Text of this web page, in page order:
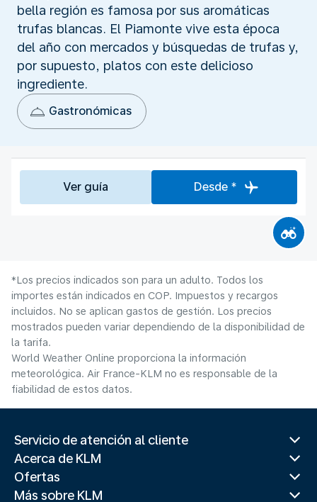
bella región es famosa por sus aromáticas
trufas blancas. El Piamonte vive esta época
del año con mercados y búsquedas de trufas y,
por supuesto, platos con este delicioso
ingrediente.
Gastronómicas
Ver guía Desde *
*Los precios indicados son para un adulto. Todos los
importes están indicados en COP. Impuestos y recargos
incluidos. No se aplican gastos de gestión. Los precios
mostrados pueden variar dependiendo de la disponibilidad de
la tarifa.
World Weather Online proporciona la información
meteorológica. Air France-KLM no es responsable de la
fiabilidad de estos datos.
Servicio de atención al cliente
Acerca de KLM
Ofertas
Más sobre KLM